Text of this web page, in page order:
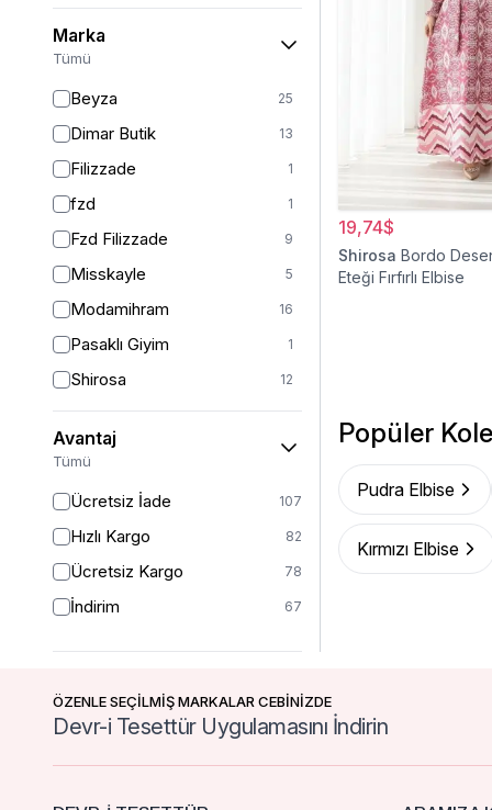
L 11
STANDART 2
42
42/44
42-44 4
44 20
46 16
46-48 1
50
Marka
Tümü
Beyza 25
Dimar Butik 13
Filizzade 1
fzd 1
Fzd Filizzade 9
Misskayle 5
Modamihram 16
Pasaklı Giyim 1
Shirosa 12
Tuncay 8
Westbound 16
Avantaj
Tümü
Ücretsiz İade 107
Hızlı Kargo 82
Ücretsiz Kargo 78
İndirim 67
19,74$
Shirosa Bordo
Eteği Fırfırlı Elbise
Popüler
Pudra Elbise
Kırmızı Elbise
ÖZENLE SEÇİLMİŞ MARKALAR CEBİNİZDE
Devr-i Tesettür Uygulamasını İndirin